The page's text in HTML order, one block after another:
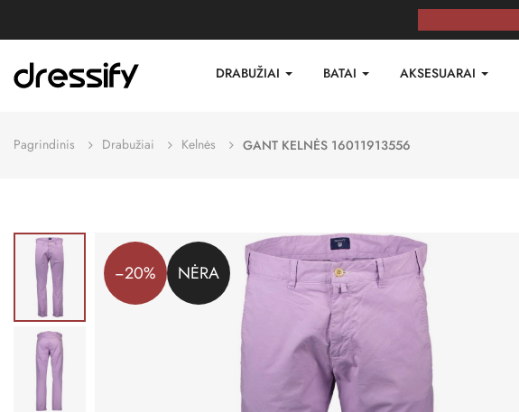
DRABUŽIAI BATAI AKSESUARAI
Pagrindinis Drabužiai Kelnės GANT KELNĖS 16011913556
−20% NĖRA